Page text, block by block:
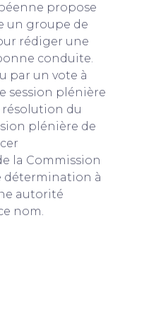
propose
un groupe de
rédiger une
conduite.
par un vote à
session plénière
résolution du
plénière de
la Commission
détermination à
autorité
nom.